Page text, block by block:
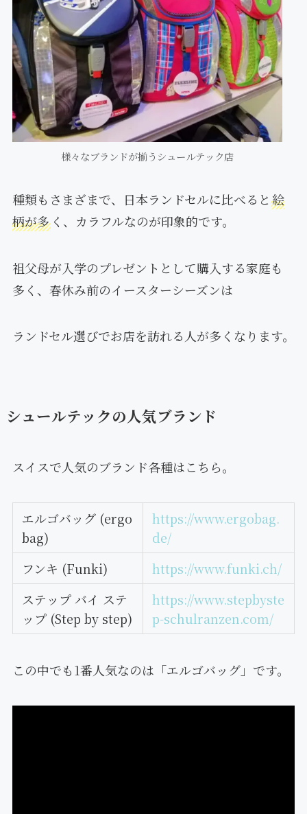
様々なブランドが揃うシュールテック店
種類もさまざまで、日本ランドセルに比べると 絵
柄が多く、カラフルなのが印象的です。
祖父母が入学のプレゼントとして購入する家庭も
多く、春休み前のイースターシーズンは
ランドセル選びでお店を訪れる人が多くなります。
シュールテックの人気ブランド
スイスで人気のブランド各種はこちら。
エルゴバッグ (ergo
bag)
https://www.ergobag.
de/
フンキ (Funki)
https://www.funki.ch/
ステップ バイ ステ
ップ (Step by step)
https://www.stepbyste
p-schulranzen.com/
この中でも1番人気なのは「エルゴバッグ」です。